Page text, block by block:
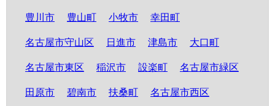
豊川市 豊山町 小牧市 幸田町
名古屋市守山区 日進市 津島市 大口町
名古屋市東区 稲沢市 設楽町 名古屋市緑区
田原市 碧南市 扶桑町 名古屋市西区